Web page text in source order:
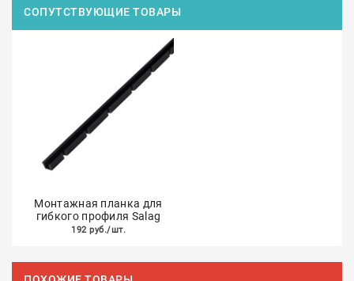
СОПУТСТВУЮЩИЕ ТОВАРЫ
Монтажная планка для
гибкого профиля Salag
192 руб./шт.